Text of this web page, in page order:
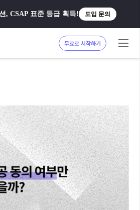
, CSAP 표준 등급 획득! 도입 문의
무료로 시작하기